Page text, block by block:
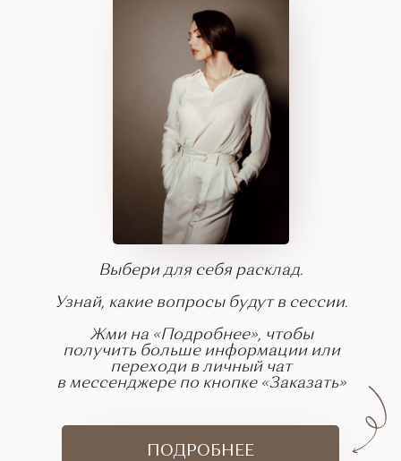
ПОДРОБНЕЕ
Выбери для себя расклад.
Узнай, какие вопросы будут в сессии.
Жми на «Подробнее», чтобы
получить больше информации или
переходи в личный чат
в мессенджере по кнопке «Заказать»